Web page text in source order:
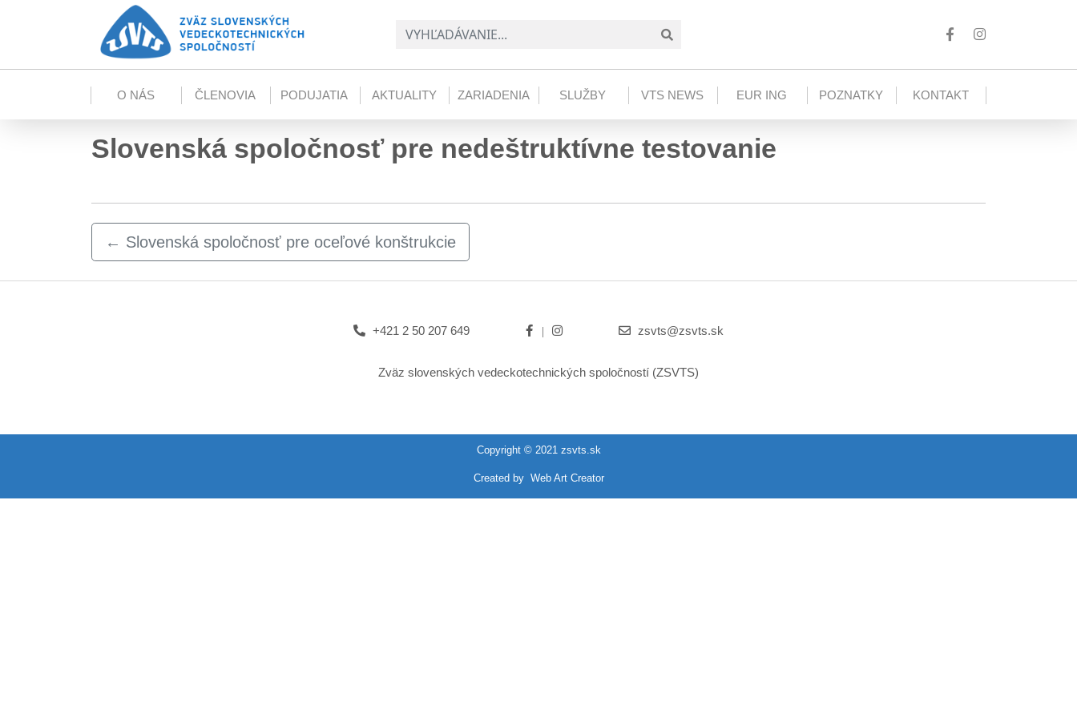
O NÁS ČLENOVIA PODUJATIA AKTUALITY ZARIADENIA SLUŽBY VTS NEWS EUR ING POZNATKY KONTAKT
Slovenská spoločnosť pre nedeštruktívne testovanie
← Slovenská spoločnosť pre oceľové konštrukcie
+421 2 50 207 649 zsvts@zsvts.sk
Zväz slovenských vedeckotechnických spoločností (ZSVTS)
Copyright © 2021 zsvts.sk
Created by Web Art Creator